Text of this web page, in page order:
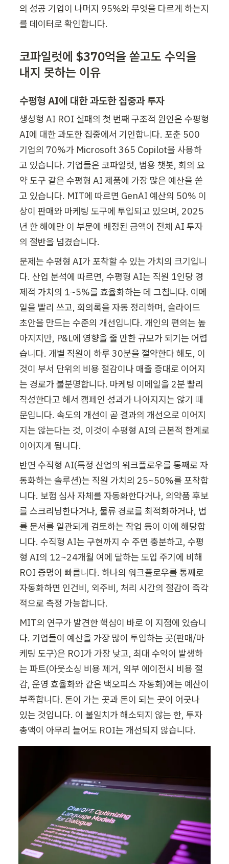
의 성공 기업이 나머지 95%와 무엇을 다르게 하는지
를 데이터로 확인합니다.
코파일럿에 $370억을 쏟고도 수익을
내지 못하는 이유
수평형 AI에 대한 과도한 집중과 투자
생성형 AI ROI 실패의 첫 번째 구조적 원인은 수평형
AI에 대한 과도한 집중에서 기인합니다. 포춘 500
기업의 70%가 Microsoft 365 Copilot을 사용하
고 있습니다. 기업들은 코파일럿, 범용 챗봇, 회의 요
약 도구 같은 수평형 AI 제품에 가장 많은 예산을 쏟
고 있습니다. MIT에 따르면 GenAI 예산의 50% 이
상이 판매와 마케팅 도구에 투입되고 있으며, 2025
년 한 해에만 이 부문에 배정된 금액이 전체 AI 투자
의 절반을 넘겼습니다.
문제는 수평형 AI가 포착할 수 있는 가치의 크기입니
다. 산업 분석에 따르면, 수평형 AI는 직원 1인당 경
제적 가치의 1~5%를 효율화하는 데 그칩니다. 이메
일을 빨리 쓰고, 회의록을 자동 정리하며, 슬라이드
초안을 만드는 수준의 개선입니다. 개인의 편의는 높
아지지만, P&L에 영향을 줄 만한 규모가 되기는 어렵
습니다. 개별 직원이 하루 30분을 절약한다 해도, 이
것이 부서 단위의 비용 절감이나 매출 증대로 이어지
는 경로가 불분명합니다. 마케팅 이메일을 2분 빨리
작성한다고 해서 캠페인 성과가 나아지지는 않기 때
문입니다. 속도의 개선이 곧 결과의 개선으로 이어지
지는 않는다는 것, 이것이 수평형 AI의 근본적 한계로
이어지게 됩니다.
반면 수직형 AI(특정 산업의 워크플로우를 통째로 자
동화하는 솔루션)는 직원 가치의 25~50%를 포착합
니다. 보험 심사 자체를 자동화한다거나, 의약품 후보
를 스크리닝한다거나, 물류 경로를 최적화하거나, 법
률 문서를 일관되게 검토하는 작업 등이 이에 해당합
니다. 수직형 AI는 구현까지 수 주면 충분하고, 수평
형 AI의 12~24개월 여에 달하는 도입 주기에 비해
ROI 증명이 빠릅니다. 하나의 워크플로우를 통째로
자동화하면 인건비, 외주비, 처리 시간의 절감이 즉각
적으로 측정 가능합니다.
MIT의 연구가 발견한 핵심이 바로 이 지점에 있습니
다. 기업들이 예산을 가장 많이 투입하는 곳(판매/마
케팅 도구)은 ROI가 가장 낮고, 최대 수익이 발생하
는 파트(아웃소싱 비용 제거, 외부 에이전시 비용 절
감, 운영 효율화와 같은 백오피스 자동화)에는 예산이
부족합니다. 돈이 가는 곳과 돈이 되는 곳이 어긋나
있는 것입니다. 이 불일치가 해소되지 않는 한, 투자
총액이 아무리 늘어도 ROI는 개선되지 않습니다.